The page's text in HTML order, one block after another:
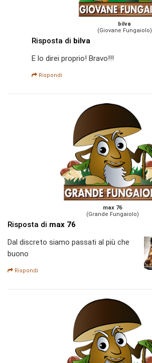
bilva
(Giovane Fungaiolo)
Risposta di bilva
E lo direi proprio! Bravo!!!
Rispondi
max 76
(Grande Fungaiolo)
Risposta di max 76
Dal discreto siamo passati al più che
buono
Rispondi